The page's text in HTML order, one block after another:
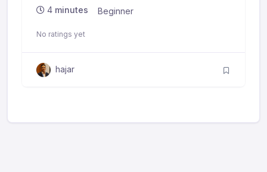
4 minutes Beginner
No ratings yet
hajar